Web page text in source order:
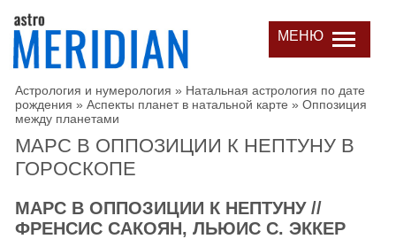
МЕНЮ
Астрология и нумерология » Натальная астрология по дате
рождения » Аспекты планет в натальной карте » Оппозиция
между планетами
МАРС В ОППОЗИЦИИ К НЕПТУНУ В
ГОРОСКОПЕ
МАРС В ОППОЗИЦИИ К НЕПТУНУ //
ФРЕНСИС САКОЯН, ЛЬЮИС С. ЭККЕР